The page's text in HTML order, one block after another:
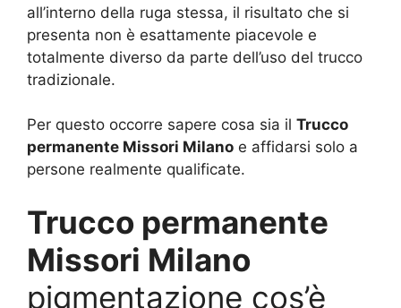
all’interno della ruga stessa, il risultato che si
presenta non è esattamente piacevole e
totalmente diverso da parte dell’uso del trucco
tradizionale.
Per questo occorre sapere cosa sia il Trucco
permanente Missori Milano e affidarsi solo a
persone realmente qualificate.
Trucco permanente
Missori Milano
pigmentazione cos’è